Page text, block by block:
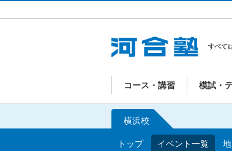
コース・講習 模試・
横浜校
トップ イベント一覧